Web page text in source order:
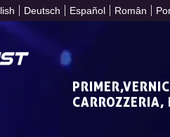
Deutsch Español Român